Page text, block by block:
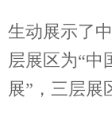
生动展示了
层展区为“中
展”，三层展